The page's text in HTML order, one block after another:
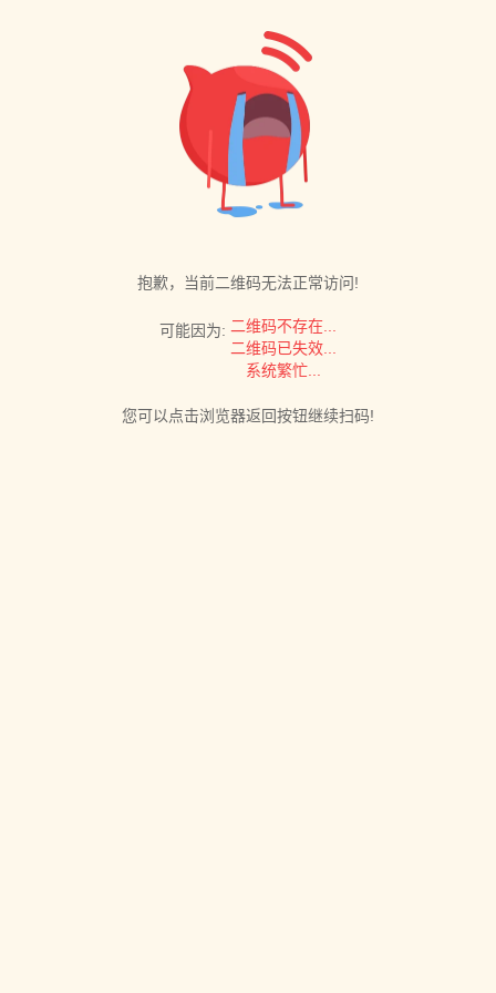
抱歉，当前二维码无法正常访问!
可能因为: 二维码不存在...
二维码已失效...
系统繁忙...
您可以点击浏览器返回按钮继续扫码!